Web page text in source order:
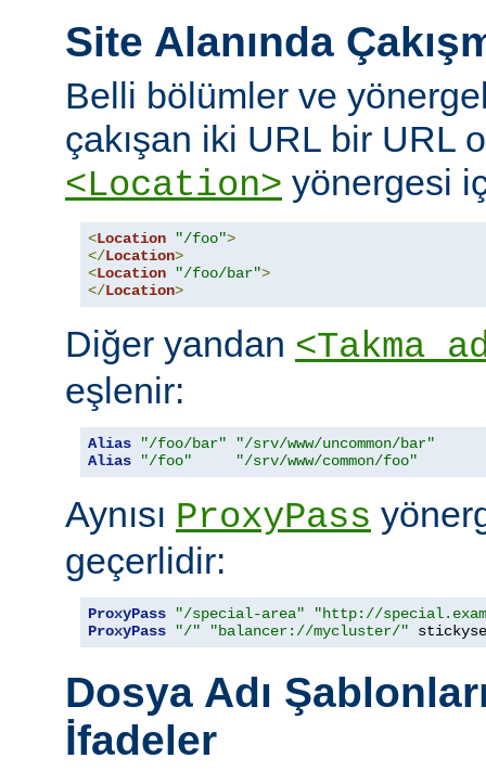
Site Alanında
Belli bölümler ve
çakışan iki URL bir URL
<Location> yönergesi
<Location "/foo">
</Location>
<Location "/foo/bar">
</Location>
Diğer yandan <Takma
eşlenir:
Alias "/foo/bar"
"/srv/www/uncommon/bar"
Alias
"/foo" "/srv/www/common/foo"
Aynısı ProxyPass
geçerlidir:
ProxyPass "/special-area"
"http://
ProxyPass
"/" "balancer://mycluster/"
Dosya Adı
İfadeler